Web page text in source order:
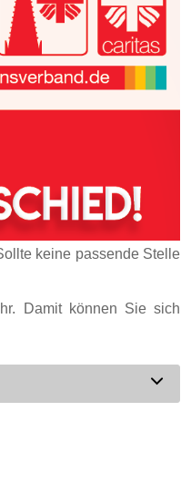
keine passende Stelle
Damit können Sie sich